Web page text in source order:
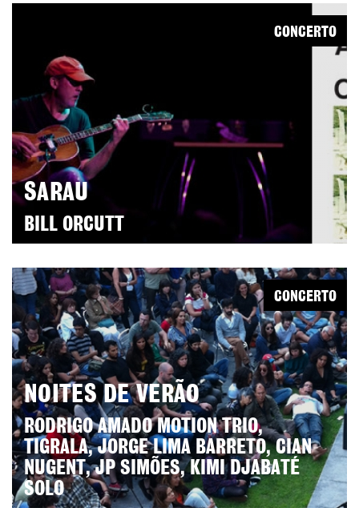
SARAU
BILL ORCUTT
CONCERTO
NOITES DE VERÃO
RODRIGO AMADO MOTION TRIO,
TIGRALA, JORGE LIMA BARRETO, CIAN
NUGENT, JP SIMÕES, KIMI DJABATÉ
SOLO
CONCERTO